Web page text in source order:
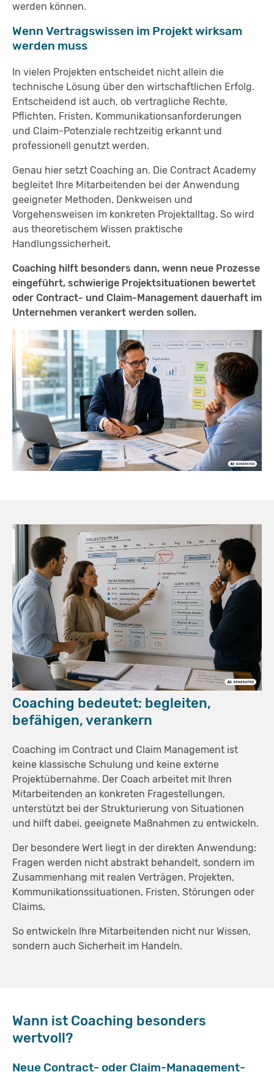
werden können.
Wenn Vertragswissen im Projekt wirksam
werden muss
In vielen Projekten entscheidet nicht allein die
technische Lösung über den wirtschaftlichen Erfolg.
Entscheidend ist auch, ob vertragliche Rechte,
Pflichten, Fristen, Kommunikationsanforderungen
und Claim-Potenziale rechtzeitig erkannt und
professionell genutzt werden.
Genau hier setzt Coaching an. Die Contract Academy
begleitet Ihre Mitarbeitenden bei der Anwendung
geeigneter Methoden, Denkweisen und
Vorgehensweisen im konkreten Projektalltag. So wird
aus theoretischem Wissen praktische
Handlungssicherheit.
Coaching hilft besonders dann, wenn neue Prozesse
eingeführt, schwierige Projektsituationen bewertet
oder Contract- und Claim-Management dauerhaft im
Unternehmen verankert werden sollen.
Coaching bedeutet: begleiten,
befähigen, verankern
Coaching im Contract und Claim Management ist
keine klassische Schulung und keine externe
Projektübernahme. Der Coach arbeitet mit Ihren
Mitarbeitenden an konkreten Fragestellungen,
unterstützt bei der Strukturierung von Situationen
und hilft dabei, geeignete Maßnahmen zu entwickeln.
Der besondere Wert liegt in der direkten Anwendung:
Fragen werden nicht abstrakt behandelt, sondern im
Zusammenhang mit realen Verträgen, Projekten,
Kommunikationssituationen, Fristen, Störungen oder
Claims.
So entwickeln Ihre Mitarbeitenden nicht nur Wissen,
sondern auch Sicherheit im Handeln.
Wann ist Coaching besonders
wertvoll?
Neue Contract- oder Claim-Management-